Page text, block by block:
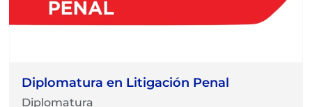
Diplomatura en Litigación Penal
Diplomatura